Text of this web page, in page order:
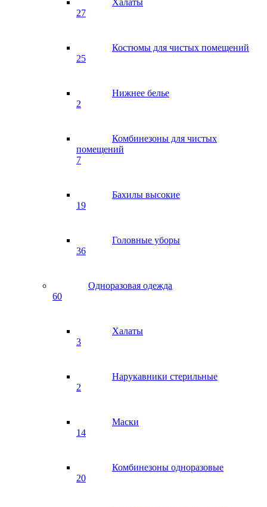
Халаты
27
Костюмы для чистых помещений
25
Нижнее белье
2
Комбинезоны для чистых
помещений
7
Бахилы высокие
19
Головные уборы
36
Одноразовая одежда
60
Халаты
3
Нарукавники стерильные
2
Маски
14
Комбинезоны одноразовые
20